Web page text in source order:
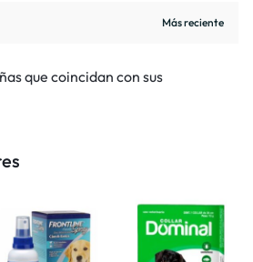
que coincidan con sus